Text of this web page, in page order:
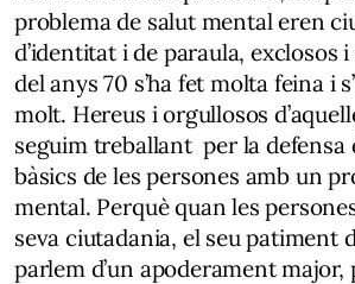
problema de salut mental eren
d’identitat i de paraula, exclosos
del anys 70 s’ha fet molta feina i
molt. Hereus i orgullosos
seguim treballant per la defensa
bàsics de les persones amb un
mental. Perquè quan les
seva ciutadania, el seu patiment
parlem d’un apoderament major,